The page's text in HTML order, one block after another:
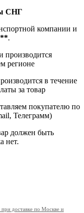
СНГ
компании и
.
производится
регионе
в течение
за товар
покупателю по
Телеграмм)
должен быть
нет.
при доставке по Москве и